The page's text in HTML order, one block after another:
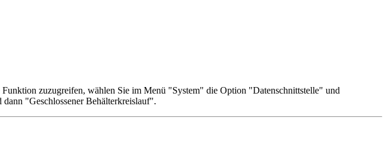
zuzugreifen, wählen Sie im Menü "System" die Option "Datenschnittstelle" und
"Geschlossener Behälterkreislauf".